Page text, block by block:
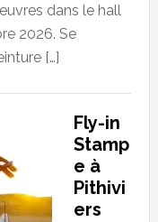
dans le hall
2026. Se
[…]
Fly-in
Stamp
e à
Pithivi
ers